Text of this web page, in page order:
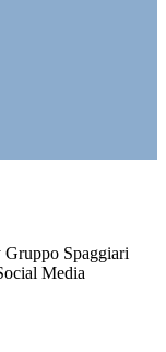
Gruppo Spaggiari
Media